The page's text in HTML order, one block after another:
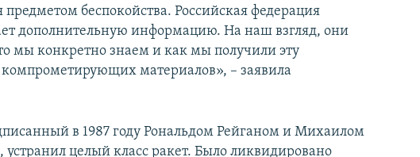
предметом беспокойства. Российская федерация
дополнительную информацию. На наш взгляд, они
мы конкретно знаем и как мы получили эту
материалов», – заявила
в 1987 году Рональдом Рейганом и Михаилом
устранил целый класс ракет. Было ликвидировано